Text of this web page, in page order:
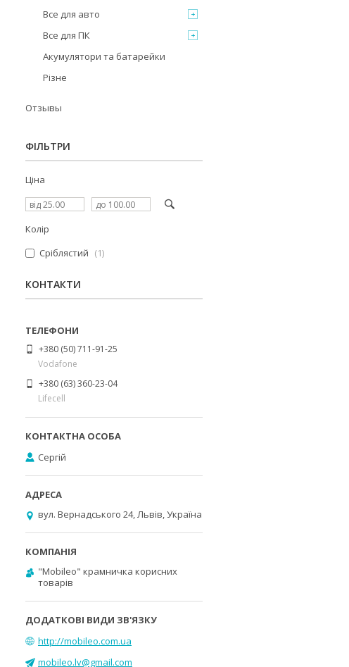
Все для авто
Все для ПК
Акумулятори та батарейки
Різне
Отзывы
ФІЛЬТРИ
Ціна
Колір
Сріблястий
1
КОНТАКТИ
+380 (50) 711-91-25
Vodafone
+380 (63) 360-23-04
Lifecell
Сергій
вул. Вернадського 24, Львів, Україна
"Mobileo" крамничка корисних
товарів
http://mobileo.com.ua
mobileo.lv@gmail.com